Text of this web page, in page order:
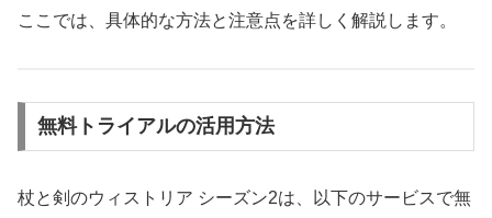
ここでは、具体的な方法と注意点を詳しく解説します。
無料トライアルの活用方法
杖と剣のウィストリア シーズン2は、以下のサービスで無